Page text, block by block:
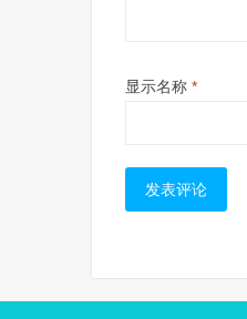
显示名称 *